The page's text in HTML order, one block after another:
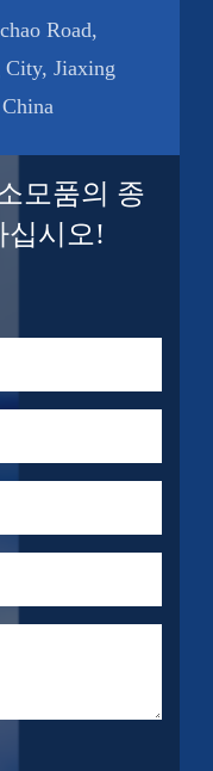
Road,
City, Jiaxing
모품의 종
십시오!